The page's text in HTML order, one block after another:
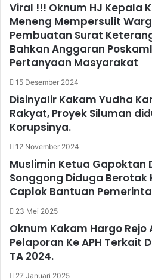
Viral !!! Oknum HJ Kepala
Meneng Mempersulit
Pembuatan Surat
Bahkan Anggaran
Pertanyaan Masyarakat
15 Desember 2024
Disinyalir Kakam Yudha
Rakyat, Proyek Siluman
Korupsinya.
12 November 2024
Muslimin Ketua Gapoktan
Songgong Diduga Berotak
Caplok Bantuan
23 Mei 2025
Oknum Kakam Hargo Rejo
Pelaporan Ke APH Terkait
TA 2024.
27 Januari 2025